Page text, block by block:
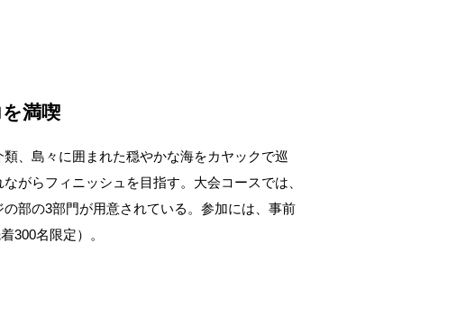
満喫
、島々に囲まれた穏やかな海をカヤックで巡
がらフィニッシュを目指す。大会コースでは、
部の3部門が用意されている。参加には、事前
300名限定）。